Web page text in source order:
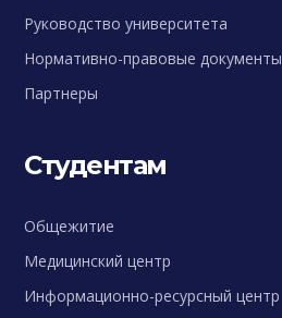
Руководство университета
Нормативно-правовые документы
Партнеры
Студентам
Общежитие
Медицинский центр
Информационно-ресурсный центр